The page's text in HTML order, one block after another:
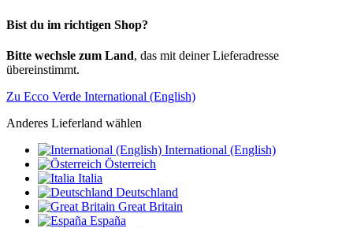
Bist du im richtigen Shop?
Bitte wechsle zum Land, das mit deiner Lieferadresse
übereinstimmt.
Zu Ecco Verde International (English)
Anderes Lieferland wählen
International (English)
Österreich
Italia
Deutschland
Great Britain
España